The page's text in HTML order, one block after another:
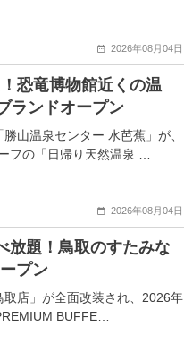
2026年08月04日
恐竜博物館近くの温
ランドオープン
山温泉センター 水芭蕉」が、
フの「日帰り天然温泉 …
2026年08月04日
放題！鳥取のすたみな
プン
店」が全面改装され、2026年
BUFFE…